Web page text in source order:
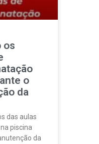
os
o
da
das aulas
piscina
da